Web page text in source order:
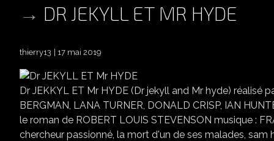
DR JEKYLL ET MR HYDE
thierry13 17 mai 2019
Dr JEKKYL ET Mr HYDE (Dr jekyll and Mr hyde) réalisé
BERGMAN, LANA TURNER, DONALD CRISP, IAN
le roman de ROBERT LOUIS STEVENSON musique :
chercheur passionné, la mort d'un de ses malades,